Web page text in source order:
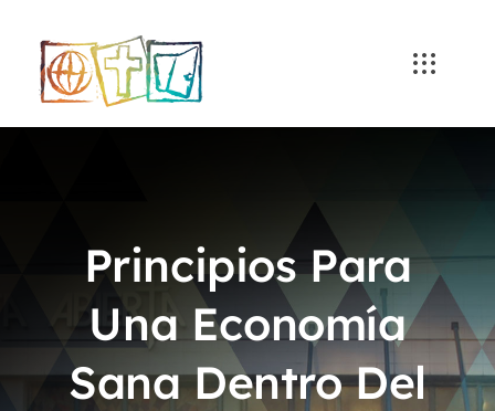
content
Principios Para
Una Economía
Sana Dentro Del